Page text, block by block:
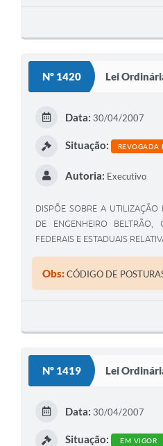
Nº 1420 Lei
Data: 30/04/2007
Situação: REVOGADA
Autoria: Executivo
DISPÕE SOBRE A
DE ENGENHEIRO BELTRÃO,
FEDERAIS E ESTADUAIS
Obs:CÓDIGO DE
Nº 1419 Lei
Data: 30/04/2007
Situação: EM VIGOR